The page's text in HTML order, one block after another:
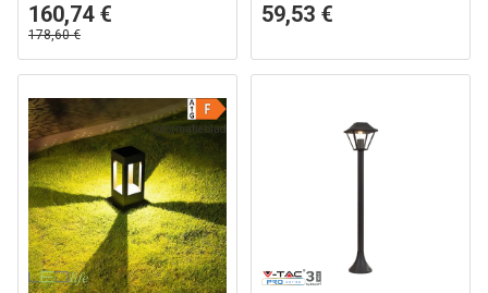
160,74 €
178,60 €
59,53 €
Informatieblad